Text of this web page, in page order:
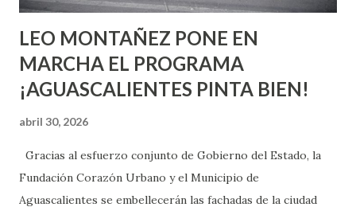
LEO MONTAÑEZ PONE EN
MARCHA EL PROGRAMA
¡AGUASCALIENTES PINTA BIEN!
abril 30, 2026
Gracias al esfuerzo conjunto de Gobierno del Estado, la
Fundación Corazón Urbano y el Municipio de
Aguascalientes se embellecerán las fachadas de la ciudad